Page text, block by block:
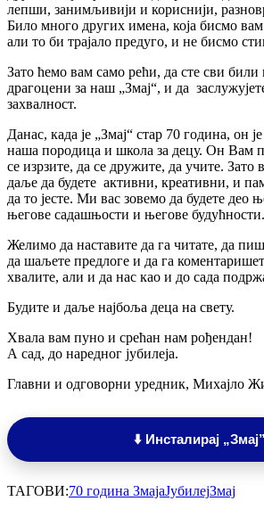
лепши, занимљивији и кориснији,
Било много других имена, која бисмо
али то би трајало предуго, и не бисмо
Зато ћемо вам само рећи, да сте сви
драгоцени за наш „Змај“, и да
захвалност.
Данас, када је „Змај“ стар 70 година, он
наша породица и школа за децу. Он Вам
се изрзите, да се дружите, да учите. Зато
даље да будете активни, креативни, и
да то јесте. Ми вас зовемо да будете део
његове садашњости и његове будућности.
Желимо да наставите да га читате, да
да шаљете предлоге и да га
хвалите, али и да нас као и до сада
Будите и даље најбоља деца на свету.
Хвала вам пуно и срећан нам рођендан!
А сад, до наредног јубилеја.
Главни и одговорни уредник, Михајло
⬇️ Инсталирај „Змај”
ТАГОВИ:70 година ЗмајаЈубилејЗмај